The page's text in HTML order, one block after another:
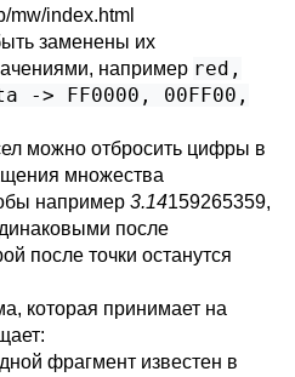
mw/index.html
заменены их
например red,
-> FF0000, 00FF00,
можно отбросить цифры в
множества
например 3.14159265359,
после
после точки останутся
которая принимает на
фрагмент известен в